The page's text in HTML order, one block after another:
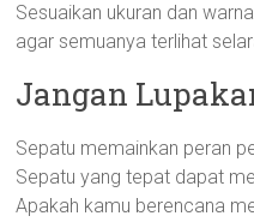
Sesuaikan ukuran dan
agar semuanya terlihat
Jangan
Sepatu memainkan peran
Sepatu yang tepat dapat
Apakah kamu berencana